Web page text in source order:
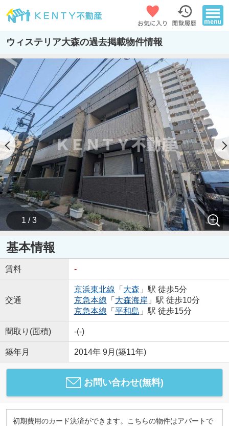
ウィステリア大森の過去掲載物件情報
1 / 3
基本情報
賃料 -
交通
京浜東北線 「 大森 」駅 徒歩5分
京急本線 「 大森海岸 」駅 徒歩10分
京急本線 「 平和島 」駅 徒歩15分
間取り(面積) -(-)
築年月 2014年 9月(築11年)
お問い合わせ(無料)
初期費用のカード決済ができます。こちらの物件はアパートで